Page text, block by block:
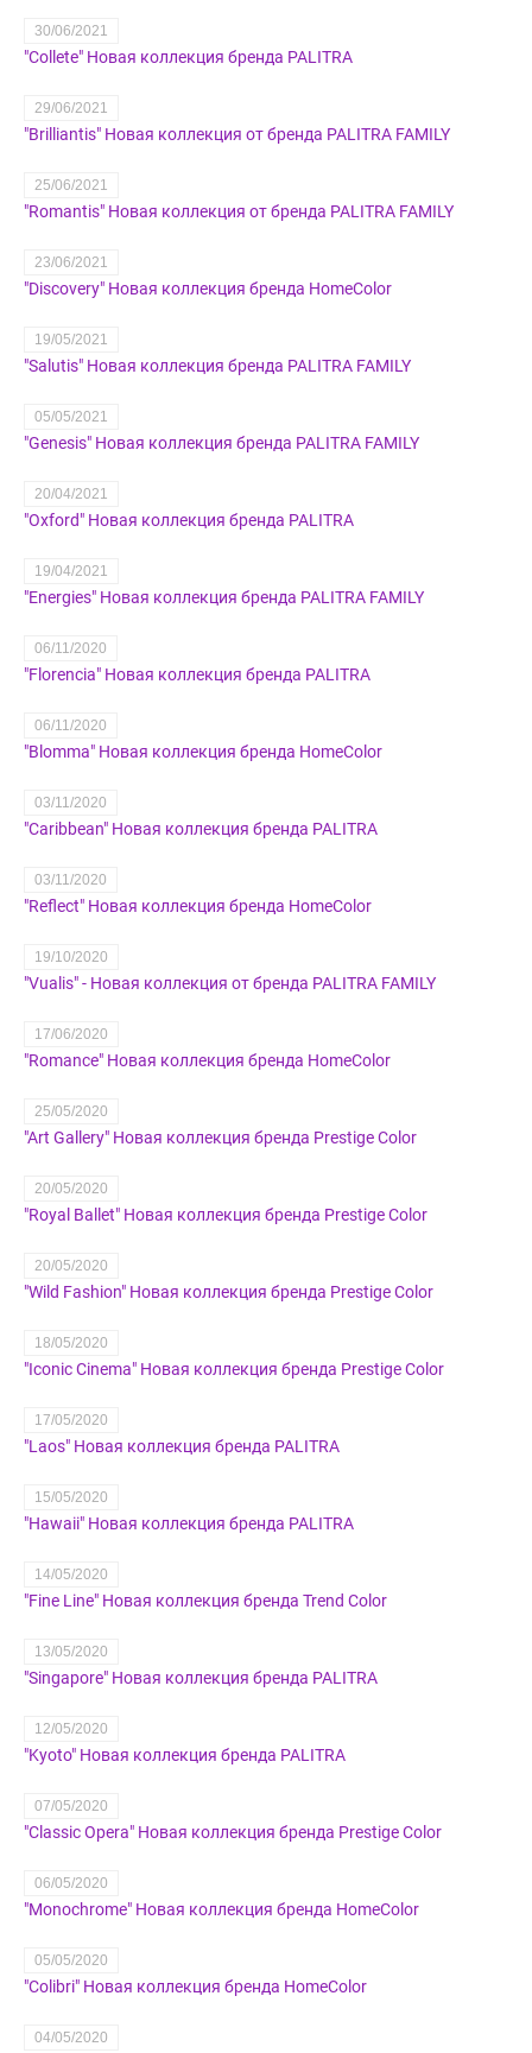
30/06/2021
"Collete" Новая коллекция бренда PALITRA
29/06/2021
"Brilliantis" Новая коллекция от бренда PALITRA FAMILY
25/06/2021
"Romantis" Новая коллекция от бренда PALITRA FAMILY
23/06/2021
"Discovery" Новая коллекция бренда HomeColor
19/05/2021
"Salutis" Новая коллекция бренда PALITRA FAMILY
05/05/2021
"Genesis" Новая коллекция бренда PALITRA FAMILY
20/04/2021
"Oxford" Новая коллекция бренда PALITRA
19/04/2021
"Energies" Новая коллекция бренда PALITRA FAMILY
06/11/2020
"Florencia" Новая коллекция бренда PALITRA
06/11/2020
"Blomma" Новая коллекция бренда HomeColor
03/11/2020
"Caribbean" Новая коллекция бренда PALITRA
03/11/2020
"Reflect" Новая коллекция бренда HomeColor
19/10/2020
"Vualis" - Новая коллекция от бренда PALITRA FAMILY
17/06/2020
"Romance" Новая коллекция бренда HomeColor
25/05/2020
"Art Gallery" Новая коллекция бренда Prestige Color
20/05/2020
"Royal Ballet" Новая коллекция бренда Prestige Color
20/05/2020
"Wild Fashion" Новая коллекция бренда Prestige Color
18/05/2020
"Iconic Cinema" Новая коллекция бренда Prestige Color
17/05/2020
"Laos" Новая коллекция бренда PALITRA
15/05/2020
"Hawaii" Новая коллекция бренда PALITRA
14/05/2020
"Fine Line" Новая коллекция бренда Trend Color
13/05/2020
"Singapore" Новая коллекция бренда PALITRA
12/05/2020
"Kyoto" Новая коллекция бренда PALITRA
07/05/2020
"Classic Opera" Новая коллекция бренда Prestige Color
06/05/2020
"Monochrome" Новая коллекция бренда HomeColor
05/05/2020
"Colibri" Новая коллекция бренда HomeColor
04/05/2020